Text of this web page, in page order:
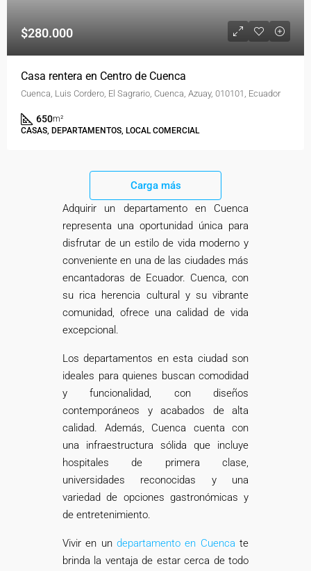
$280.000
Casa rentera en Centro de Cuenca
Cuenca, Luis Cordero, El Sagrario, Cuenca, Azuay, 010101, Ecuador
650m²
CASAS, DEPARTAMENTOS, LOCAL COMERCIAL
Carga más
Adquirir un departamento en Cuenca
representa una oportunidad única para
disfrutar de un estilo de vida moderno y
conveniente en una de las ciudades más
encantadoras de Ecuador. Cuenca, con
su rica herencia cultural y su vibrante
comunidad, ofrece una calidad de vida
excepcional.
Los departamentos en esta ciudad son
ideales para quienes buscan comodidad
y funcionalidad, con diseños
contemporáneos y acabados de alta
calidad. Además, Cuenca cuenta con
una infraestructura sólida que incluye
hospitales de primera clase,
universidades reconocidas y una
variedad de opciones gastronómicas y
de entretenimiento.
Vivir en un departamento en Cuenca te
brinda la ventaja de estar cerca de todo